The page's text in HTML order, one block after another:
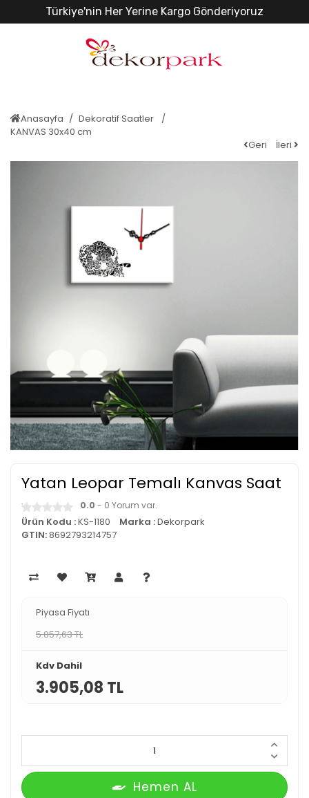
Türkiye'nin Her Yerine Kargo Gönderiyoruz
Anasayfa
Dekoratif Saatler
KANVAS 30x40 cm
Geri
İleri
Yatan Leopar Temalı Kanvas Saat
0.0 - 0 Yorum var.
Ürün Kodu :KS-1180 Marka :Dekorpark
GTIN:8692793214757
Piyasa Fiyatı
5.857,63 TL
Kdv Dahil
3.905,08 TL
Hemen AL